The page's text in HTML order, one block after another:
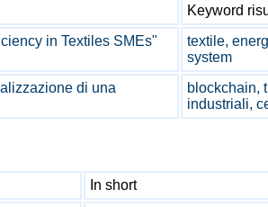
Keyword
in Textiles SMEs"
textile,
system
di una
blockchain,
industriali,
In short